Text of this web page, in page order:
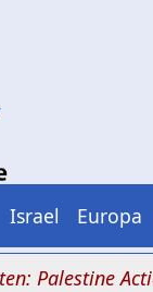
Israel Europa
Action